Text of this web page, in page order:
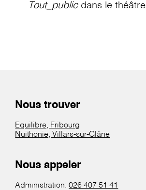
Tout_publicdans le théâtre
Nous trouver
Equilibre, Fribourg
Nuithonie, Villars-sur-Glâne
Nous appeler
Administration:026 407 51 41